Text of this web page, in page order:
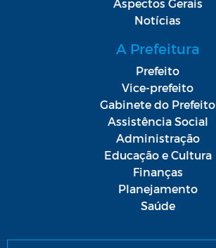
Aspectos Gerais
Notícias
A Prefeitura
Prefeito
Vice-prefeito
Gabinete do Prefeito
Assistência Social
Administração
Educação e Cultura
Finanças
Planejamento
Saúde